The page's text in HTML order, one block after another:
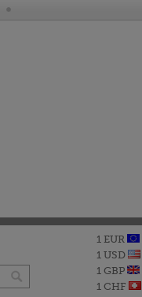
1 EUR
1 USD
1 GBP
1 CHF